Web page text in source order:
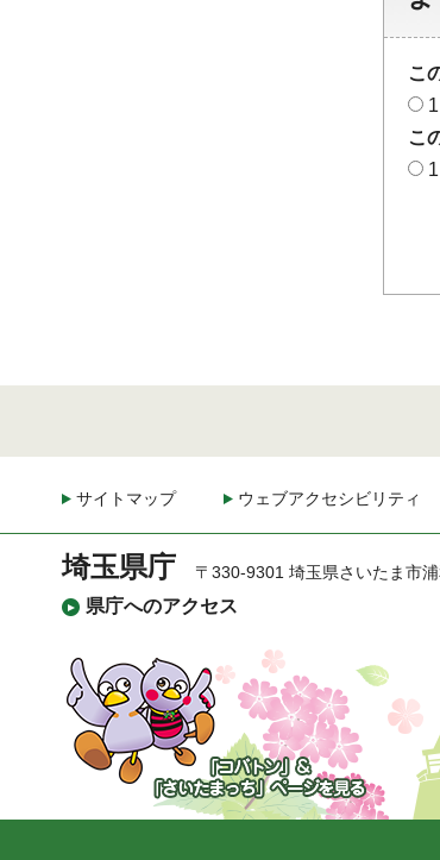
こ
こ
サイトマップ ウェブアクセシビリティ
埼玉県庁
県庁へのアクセス
〒330-9301 埼玉県さいたま市
「コバトン」&「さいた
まっち」